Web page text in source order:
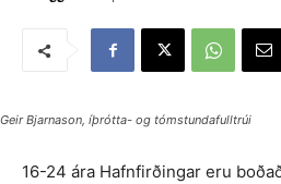
Geir Bjarnason, íþrótta- og tómstundafulltrúi
16-24 ára Hafnfirðingar eru